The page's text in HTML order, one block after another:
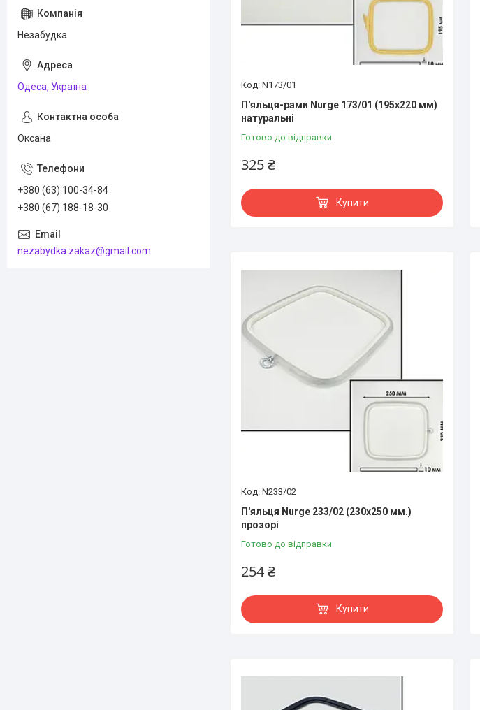
N173/01
П'яльця-рами Nurge 173/01 (195х220 мм)
натуральні
Готово до відправки
325 ₴
Купити
N233/02
П'яльця Nurge 233/02 (230х250 мм.)
прозорі
Готово до відправки
254 ₴
Купити
Незабудка
Одеса, Україна
Оксана
+380 (63) 100-34-84
+380 (67) 188-18-30
nezabydka.zakaz@gmail.com